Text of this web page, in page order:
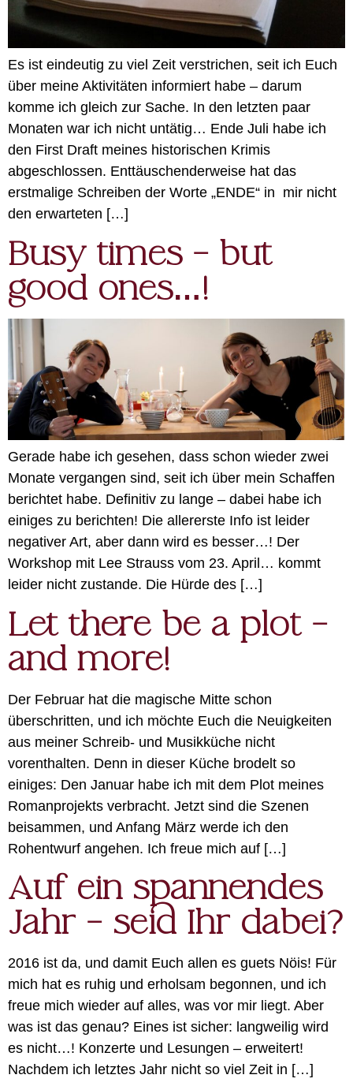
Es ist eindeutig zu viel Zeit verstrichen, seit ich Euch
über meine Aktivitäten informiert habe – darum
komme ich gleich zur Sache. In den letzten paar
Monaten war ich nicht untätig… Ende Juli habe ich
den First Draft meines historischen Krimis
abgeschlossen. Enttäuschenderweise hat das
erstmalige Schreiben der Worte „ENDE“ in mir nicht
den erwarteten […]
Busy times – but
good ones…!
Gerade habe ich gesehen, dass schon wieder zwei
Monate vergangen sind, seit ich über mein Schaffen
berichtet habe. Definitiv zu lange – dabei habe ich
einiges zu berichten! Die allererste Info ist leider
negativer Art, aber dann wird es besser…! Der
Workshop mit Lee Strauss vom 23. April… kommt
leider nicht zustande. Die Hürde des […]
Let there be a plot –
and more!
Der Februar hat die magische Mitte schon
überschritten, und ich möchte Euch die Neuigkeiten
aus meiner Schreib- und Musikküche nicht
vorenthalten. Denn in dieser Küche brodelt so
einiges: Den Januar habe ich mit dem Plot meines
Romanprojekts verbracht. Jetzt sind die Szenen
beisammen, und Anfang März werde ich den
Rohentwurf angehen. Ich freue mich auf […]
Auf ein spannendes
Jahr – seid Ihr dabei?
2016 ist da, und damit Euch allen es guets Nöis! Für
mich hat es ruhig und erholsam begonnen, und ich
freue mich wieder auf alles, was vor mir liegt. Aber
was ist das genau? Eines ist sicher: langweilig wird
es nicht…! Konzerte und Lesungen – erweitert!
Nachdem ich letztes Jahr nicht so viel Zeit in […]